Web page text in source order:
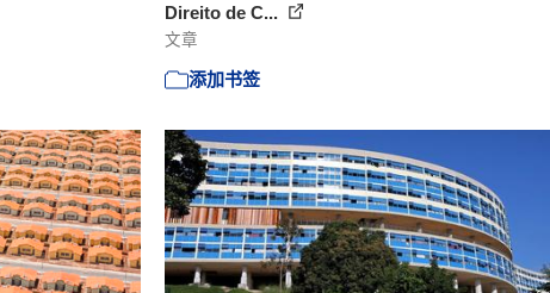
Direito de C...
文章
添加书签